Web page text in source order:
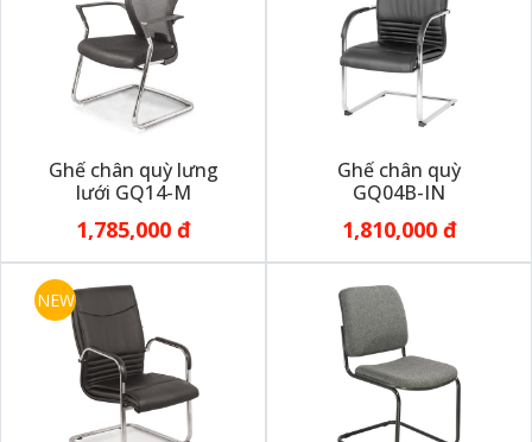
Ghế chân quỳ lưng
lưới GQ14-M
1,785,000 đ
Ghế chân quỳ
GQ04B-IN
1,810,000 đ
NEW